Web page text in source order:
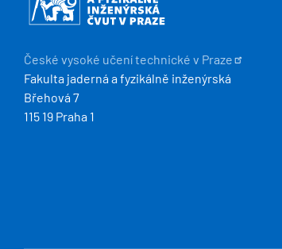
České vysoké učení technické v Praze
Fakulta jaderná a fyzikálně inženýrská
Břehová 7
115 19 Praha 1